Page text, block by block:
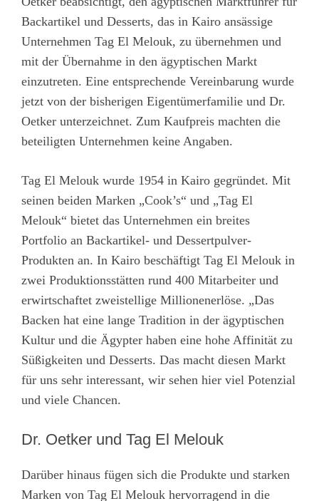
Backartikel und Desserts, das in Kairo ansässige
Unternehmen Tag El Melouk, zu übernehmen und
mit der Übernahme in den ägyptischen Markt
einzutreten. Eine entsprechende Vereinbarung wurde
jetzt von der bisherigen Eigentümerfamilie und Dr.
Oetker unterzeichnet. Zum Kaufpreis machten die
beteiligten Unternehmen keine Angaben.
Tag El Melouk wurde 1954 in Kairo gegründet. Mit
seinen beiden Marken „Cook’s“ und „Tag El
Melouk“ bietet das Unternehmen ein breites
Portfolio an Backartikel- und Dessertpulver-
Produkten an. In Kairo beschäftigt Tag El Melouk in
zwei Produktionsstätten rund 400 Mitarbeiter und
erwirtschaftet zweistellige Millionenerlöse. „Das
Backen hat eine lange Tradition in der ägyptischen
Kultur und die Ägypter haben eine hohe Affinität zu
Süßigkeiten und Desserts. Das macht diesen Markt
für uns sehr interessant, wir sehen hier viel Potenzial
und viele Chancen.
Dr. Oetker und Tag El Melouk
Darüber hinaus fügen sich die Produkte und starken
Marken von Tag El Melouk hervorragend in die